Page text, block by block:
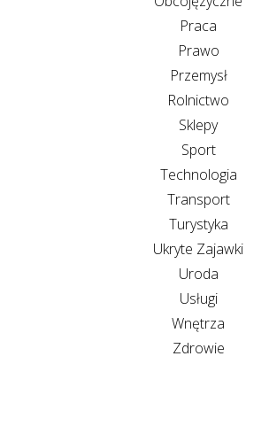
Praca
Prawo
Przemysł
Rolnictwo
Sklepy
Sport
Technologia
Transport
Turystyka
Ukryte Zajawki
Uroda
Usługi
Wnętrza
Zdrowie